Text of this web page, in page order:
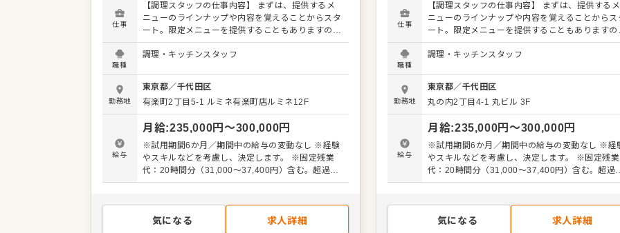
仕事
【調理スタッフの仕事内容】 まずは、提供するメ
ニューのラインナップや内容を覚えることからスタ
ート。限定メニューを提供することもありますの
で、日々の調理業務に加え、さまざまなスキルを活
かしたり、習得できたりもします。 メニューの提案
りよいお店づくりのためのオペレーション改善など
も大歓迎です。 【具体的には…】 ・仕込みから盛
り付けまでの調理全般 ・仕入れや在庫管理などキ
ッチンの管理業務 ・まかないづくり ・後輩スタッ
フやアルバイトスタッフの教育 ・洗浄や清掃など
衛生管理 ・料理長の補助 ・新メニュー提案 など 入
社後はスキルに合わせた業務からお任せしますの
で、徐々に仕事の幅を広げていきましょう。成長を
アップなどもめざせます。
職種
調理・キッチンスタッフ
勤務地
東京都／千代田区
有楽町2丁目5-1 ルミネ有楽町店ルミネ12F
給与
月給:235,000円〜300,000円
※試用期間6か月／期間中の給与の変動なし ※経験
やスキルなどを考慮し、決定します。 ※固定残業
代：20時間分（31,000～37,400円）含む。超過分
別途支給
気になる 求人詳細
仕事
【調理スタッフの仕事内容】 まずは、提供するメ
ニューのラインナップや内容を覚えることからス
ート。限定メニューを提供することもありますの
で、日々の調理業務に加え、さまざまなスキルを
かしたり、習得できたりもします。 メニューの提
りよいお店づくりのためのオペレーション改善な
も大歓迎です。 【具体的には…】 ・仕込みから盛
り付けまでの調理全般 ・仕入れや在庫管理などキ
ッチンの管理業務 ・まかないづくり ・後輩スタ
フやアルバイトスタッフの教育 ・洗浄や清掃など
衛生管理 ・料理長の補助 ・新メニュー提案 など 入
社後はスキルに合わせた業務からお任せしますの
で、徐々に仕事の幅を広げていきましょう。成長
アップなどもめざせます。
職種
調理・キッチンスタッフ
勤務地
東京都／千代田区
丸の内2丁目4-1 丸ビル 3F
給与
月給:235,000円〜300,000円
※試用期間6か月／期間中の給与の変動なし ※経
やスキルなどを考慮し、決定します。 ※固定残業
代：20時間分（31,000～37,400円）含む。超過
別途支給
気になる 求人詳細